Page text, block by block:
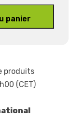
panier
produits
(CET)